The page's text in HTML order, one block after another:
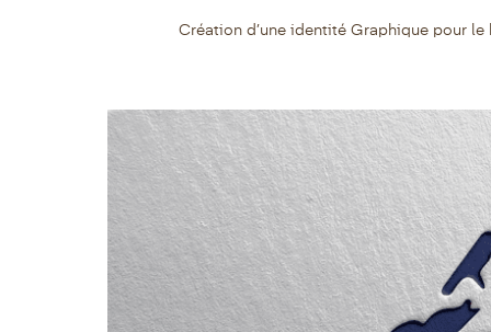
Création d’une identité Graphique pour